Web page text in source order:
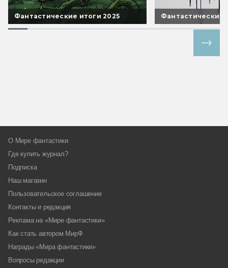
Фантастические итоги 2025 Фантастические
О Мире фантастики
Где купить журнал?
Подписка
Наш магазин
Пользовательское соглашение
Контакты и редакция
Реклама на «Мире фантастики»
Как стать автором МирФ
Награды «Мира фантастики»
Вопросы редакции